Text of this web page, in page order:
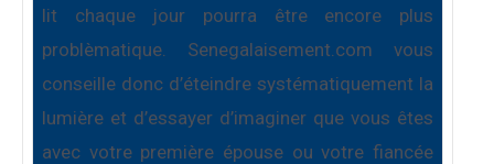
lit chaque jour pourra être encore plus
problèmatique. Senegalaisement.com vous
conseille donc d’éteindre systématiquement la
lumière et d’essayer d’imaginer que vous êtes
avec votre première épouse ou votre fiancée